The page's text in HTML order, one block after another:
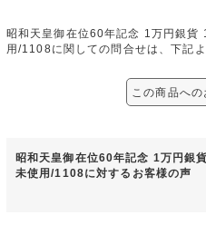
昭和天皇御在位60年記念 1万円銀
用/1108に関しての問合せは、下記
この商品へ
昭和天皇御在位60年記念 1万円銀
未使用/1108に対するお客様の声